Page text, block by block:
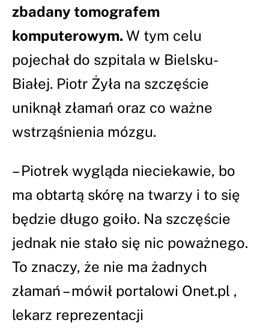
zbadany tomografem
komputerowym. W tym celu
pojechał do szpitala w Bielsku-
Białej. Piotr Żyła na szczęście
uniknął złamań oraz co ważne
wstrząśnienia mózgu.
– Piotrek wygląda nieciekawie, bo
ma obtartą skórę na twarzy i to się
będzie długo goiło. Na szczęście
jednak nie stało się nic poważnego.
To znaczy, że nie ma żadnych
złamań – mówił portalowi Onet.pl ,
lekarz reprezentacji